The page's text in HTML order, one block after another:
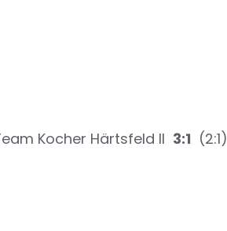
Kocher Härtsfeld II 3:1 (2:1)